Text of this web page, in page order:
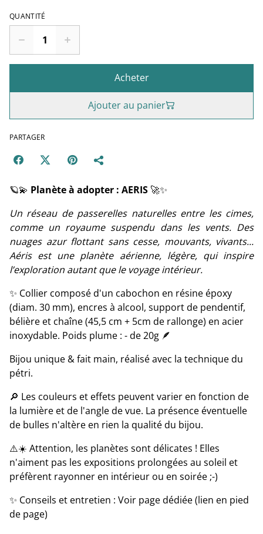
QUANTITÉ
Acheter
Ajouter au panier
PARTAGER
🪐💫 Planète à adopter : AERIS 🚀✨
Un réseau de passerelles naturelles entre les cimes,
comme un royaume suspendu dans les vents. Des
nuages azur flottant sans cesse, mouvants, vivants...
Aéris est une planète aérienne, légère, qui inspire
l’exploration autant que le voyage intérieur.
✨ Collier composé d'un cabochon en résine époxy
(diam. 30 mm), encres à alcool, support de pendentif,
bélière et chaîne (45,5 cm + 5cm de rallonge) en acier
inoxydable. Poids plume : - de 20g 🪶
Bijou unique & fait main, réalisé avec la technique du
pétri.
🔎 Les couleurs et effets peuvent varier en fonction de
la lumière et de l'angle de vue. La présence éventuelle
de bulles n'altère en rien la qualité du bijou.
⚠️☀️ Attention, les planètes sont délicates ! Elles
n'aiment pas les expositions prolongées au soleil et
préfèrent rayonner en intérieur ou en soirée ;-)
✨ Conseils et entretien : Voir page dédiée (lien en pied
de page)